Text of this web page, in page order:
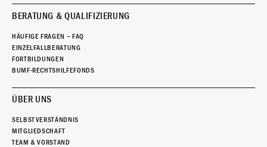
BERATUNG & QUALIFIZIERUNG
HÄUFIGE FRAGEN – FAQ
EINZELFALLBERATUNG
FORTBILDUNGEN
BUMF-RECHTSHILFEFONDS
ÜBER UNS
SELBSTVERSTÄNDNIS
MITGLIEDSCHAFT
TEAM & VORSTAND